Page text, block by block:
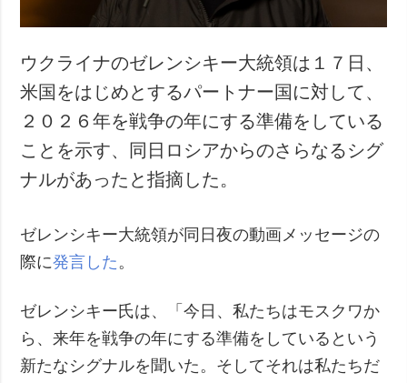
ウクライナのゼレンシキー大統領は１７日、
米国をはじめとするパートナー国に対して、
２０２６年を戦争の年にする準備をしている
ことを示す、同日ロシアからのさらなるシグ
ナルがあったと指摘した。
ゼレンシキー大統領が同日夜の動画メッセージの
際に発言した。
ゼレンシキー氏は、「今日、私たちはモスクワか
ら、来年を戦争の年にする準備をしているという
新たなシグナルを聞いた。そしてそれは私たちだ